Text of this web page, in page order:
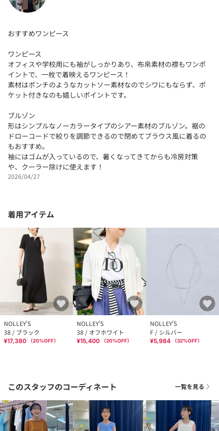
おすすめワンピース
ワンピース
オフィスや学校用にも袖がしっかりあり、布帛素材の襟もワンポ
イントで、一枚で着映えるワンピース！
素材はポンチのようなカットソー素材なのでシワにもならず、ポ
ケット付きなのも嬉しいポイントです。
ブルゾン
形はシンプルなノーカラータイプのシアー素材のブルゾン。裾の
ドローコードで絞りを調節できるので閉めてブラウス風に着るの
もおすすめ。
袖にはゴムが入っているので、暑くなってきてからも冷房対策
や、クーラー除けに使えます！
2026/04/27
着用アイテム
NOLLEY'S
38 / ブラック
¥17,380 （20%OFF）
NOLLEY'S
38 / オフホワイト
¥15,400 （20%OFF）
NOLLEY'S
F / シルバー
¥5,984 （32%OFF）
このスタッフのコーディネート 一覧を見る